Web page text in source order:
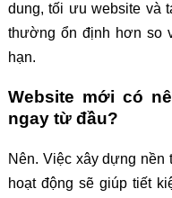
dung, tối ưu website và
thường ổn định hơn so
hạn.
Website mới có
ngay từ đầu?
Nên. Việc xây dựng
hoạt động sẽ giúp tiết